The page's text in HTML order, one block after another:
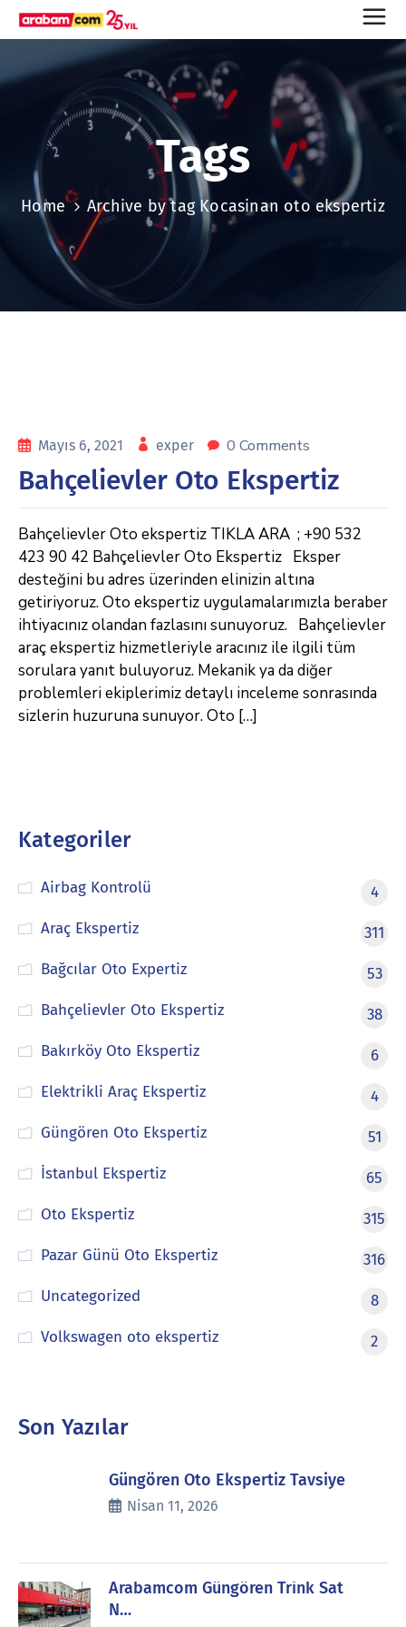
Tags
Home Archive by tag Kocasinan oto ekspertiz
Mayıs 6, 2021 exper 0 Comments
Bahçelievler Oto Ekspertiz
Bahçelievler Oto ekspertiz TIKLA ARA ; +90 532
423 90 42 Bahçelievler Oto Ekspertiz Eksper
desteğini bu adres üzerinden elinizin altına
getiriyoruz. Oto ekspertiz uygulamalarımızla beraber
ihtiyacınız olandan fazlasını sunuyoruz. Bahçelievler
araç ekspertiz hizmetleriyle aracınız ile ilgili tüm
sorulara yanıt buluyoruz. Mekanik ya da diğer
problemleri ekiplerimiz detaylı inceleme sonrasında
sizlerin huzuruna sunuyor. Oto […]
Kategoriler
Airbag Kontrolü
4
Araç Ekspertiz
311
Bağcılar Oto Expertiz
53
Bahçelievler Oto Ekspertiz
38
Bakırköy Oto Ekspertiz
6
Elektrikli Araç Ekspertiz
4
Güngören Oto Ekspertiz
51
İstanbul Ekspertiz
65
Oto Ekspertiz
315
Pazar Günü Oto Ekspertiz
316
Uncategorized
8
Volkswagen oto ekspertiz
2
Son Yazılar
Güngören Oto Ekspertiz Tavsiye
Nisan 11, 2026
Arabamcom Güngören Trink Sat
N…